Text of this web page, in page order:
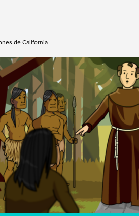
de California